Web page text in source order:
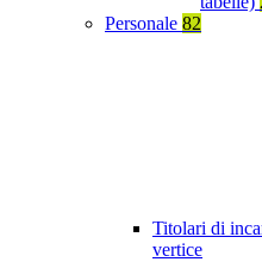
Personale 82
Titolari di
vertice